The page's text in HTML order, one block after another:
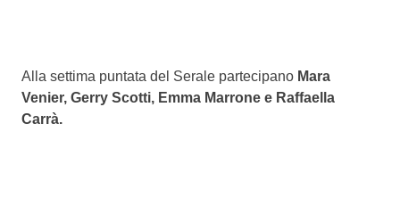
Alla settima puntata del Serale partecipano Mara
Venier, Gerry Scotti, Emma Marrone e Raffaella
Carrà.